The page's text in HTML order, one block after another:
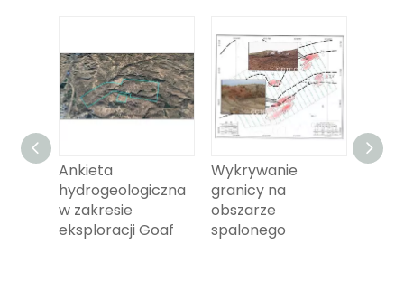
Ankieta
hydrogeologiczna
w zakresie
eksploracji Goaf
Wykrywanie
granicy na
obszarze
spalonego